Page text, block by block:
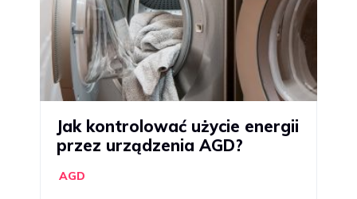
Jak kontrolować użycie energii
przez urządzenia AGD?
AGD